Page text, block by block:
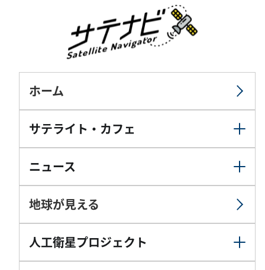
ホーム
サテライト・カフェ
ニュース
地球が見える
人工衛星プロジェクト